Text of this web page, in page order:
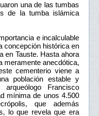
una de las tumbas
de la tumba islámica
e incalculable
concepción histórica en
en Tauste. Hasta ahora
meramente anecdótica,
cementerio viene a
población estable y
Francisco
mínima de unos 4.500
que además
lo que revela que era